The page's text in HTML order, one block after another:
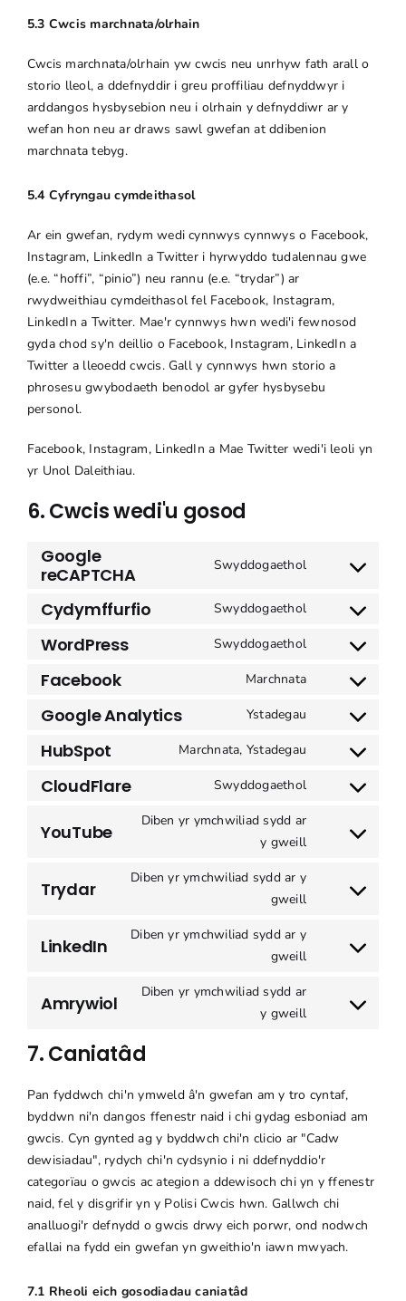
5.3 Cwcis marchnata/olrhain
Cwcis marchnata/olrhain yw cwcis neu unrhyw fath arall o
storio lleol, a ddefnyddir i greu proffiliau defnyddwyr i
arddangos hysbysebion neu i olrhain y defnyddiwr ar y
wefan hon neu ar draws sawl gwefan at ddibenion
marchnata tebyg.
5.4 Cyfryngau cymdeithasol
Ar ein gwefan, rydym wedi cynnwys cynnwys o Facebook,
Instagram, LinkedIn a Twitter i hyrwyddo tudalennau gwe
(e.e. “hoffi”, “pinio”) neu rannu (e.e. “trydar”) ar
rwydweithiau cymdeithasol fel Facebook, Instagram,
LinkedIn a Twitter. Mae'r cynnwys hwn wedi'i fewnosod
gyda chod sy'n deillio o Facebook, Instagram, LinkedIn a
Twitter a lleoedd cwcis. Gall y cynnwys hwn storio a
phrosesu gwybodaeth benodol ar gyfer hysbysebu
personol.
Facebook, Instagram, LinkedIn a Mae Twitter wedi'i leoli yn
yr Unol Daleithiau.
6. Cwcis wedi'u gosod
Google
reCAPTCHA
Swyddogaethol
Caniatâd
wasanaethu
google-
Cydymffurfio Swyddogaethol
Caniatâd
â
WordPress Swyddogaethol
Caniatâd
i
wordpress
Facebook Marchnata
Caniatâd
facebook
Google Analytics Ystadegau
Caniatâd
google-
HubSpot Marchnata, Ystadegau
Caniatâd
hubspot
CloudFlare Swyddogaethol
Caniatâd
i
wasanaethu
YouTube
Diben yr ymchwiliad sydd ar
y gweillCaniatâd
wasanaethu
youtube
Trydar
Diben yr ymchwiliad sydd ar y
gweillCaniatâd
wasanaethu
Twitter
LinkedIn
Diben yr ymchwiliad sydd ar y
gweillCaniatâd
wasanaethu
LinkedIn
Amrywiol
Diben yr ymchwiliad sydd ar
y gweillCaniatâd
7. Caniatâd
Pan fyddwch chi'n ymweld â'n gwefan am y tro cyntaf,
byddwn ni'n dangos ffenestr naid i chi gydag esboniad am
gwcis. Cyn gynted ag y byddwch chi'n clicio ar "Cadw
dewisiadau", rydych chi'n cydsynio i ni ddefnyddio'r
categorïau o gwcis ac ategion a ddewisoch chi yn y ffenestr
naid, fel y disgrifir yn y Polisi Cwcis hwn. Gallwch chi
analluogi'r defnydd o gwcis drwy eich porwr, ond nodwch
efallai na fydd ein gwefan yn gweithio'n iawn mwyach.
7.1 Rheoli eich gosodiadau caniatâd